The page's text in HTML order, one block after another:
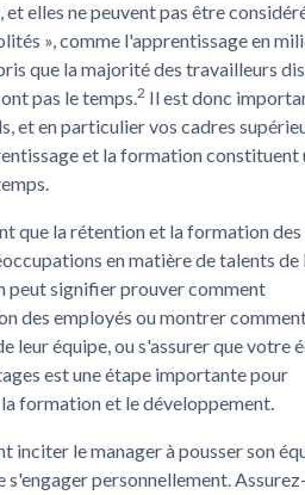
elles ne peuvent pas être
», comme l'apprentissage en
que la majorité des travailleurs
pas le temps.2 Il est donc
et en particulier vos cadres
et la formation constituent
que la rétention et la formation des
en matière de talents de
peut signifier prouver comment
des employés ou montrer
équipe, ou s'assurer que votre
est une étape importante pour
formation et le développement.
inciter le manager à pousser son
personnellement.